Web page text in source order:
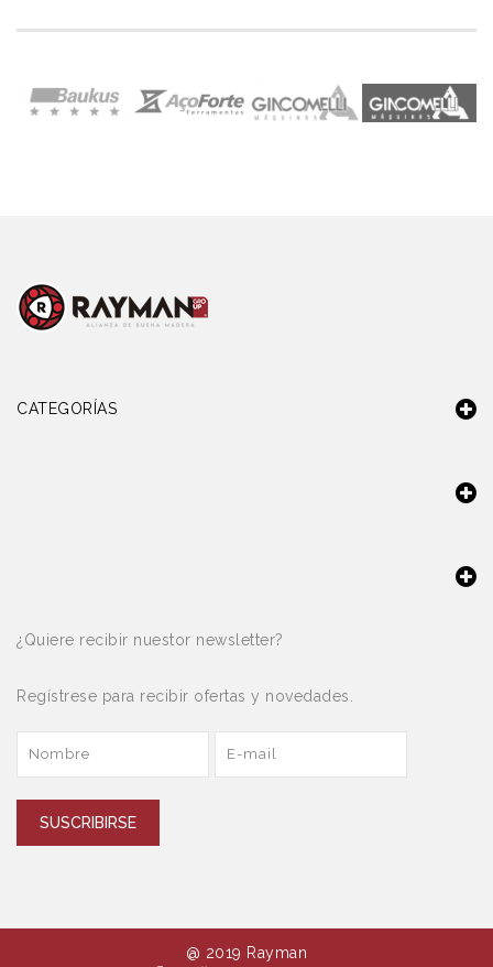
CATEGORÍAS
¿Quiere recibir nuestor newsletter?
Regístrese para recibir ofertas y novedades.
SUSCRIBIRSE
@ 2019 Rayman